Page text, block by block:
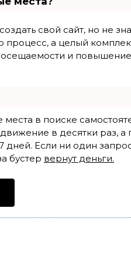
свой сайт, но не
процесс, а целый
и
в поиске
в десятки раз, а
Если ни один
бустер вернут деньги.